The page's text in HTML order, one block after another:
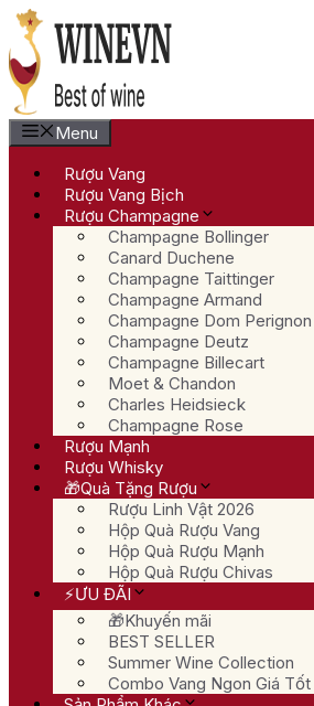
Chuyển
đến
nội
dung
Menu
Rượu Vang
Rượu Vang Bịch
Rượu Champagne
Champagne Bollinger
Canard Duchene
Champagne Taittinger
Champagne Armand
Champagne Dom Perignon
Champagne Deutz
Champagne Billecart
Moet & Chandon
Charles Heidsieck
Champagne Rose
Rượu Mạnh
Rượu Whisky
🎁Quà Tặng Rượu
Rượu Linh Vật 2026
Hộp Quà Rượu Vang
Hộp Quà Rượu Mạnh
Hộp Quà Rượu Chivas
⚡ƯU ĐÃI
🎁Khuyến mãi
BEST SELLER
Summer Wine Collection
Combo Vang Ngon Giá Tốt